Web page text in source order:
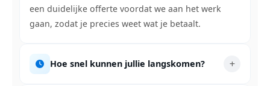
een duidelijke offerte voordat we aan het werk
gaan, zodat je precies weet wat je betaalt.
Hoe snel kunnen jullie langskomen?